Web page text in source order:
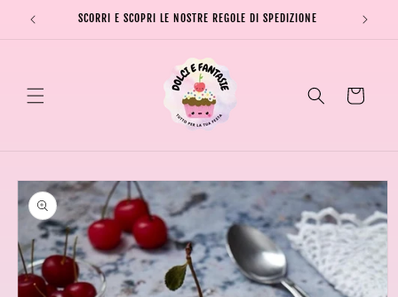
direttamenteSCORRI E SCOPRI LE NOSTRE REGOLE DI SPEDIZIONE
Carrello
Passa alle
informazioni
sul prodotto